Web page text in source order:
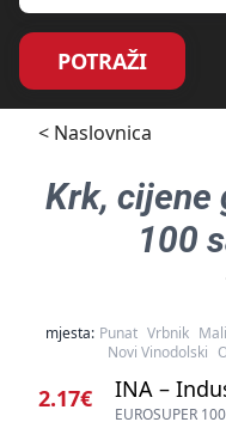
POTRAŽI
< Naslovnica
Krk, cijene
100
mjesta: Punat Vrbnik
Novi Vinodolski
2.17€ INA –
EUROSUPER